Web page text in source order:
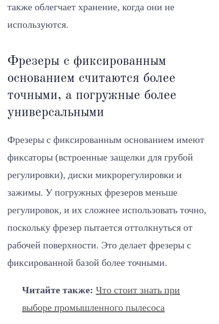
также облегчает хранение, когда они не
используются.
Фрезеры с фиксированным
основанием считаются более
точными, а погружные более
универсальными
Фрезеры с фиксированным основанием имеют
фиксаторы (встроенные защелки для грубой
регулировки), диски микрорегулировки и
зажимы. У погружных фрезеров меньше
регулировок, и их сложнее использовать точно,
поскольку фрезер пытается оттолкнуться от
рабочей поверхности. Это делает фрезеры с
фиксированной базой более точными.
Читайте также: Что стоит знать при
выборе промышленного пылесоса